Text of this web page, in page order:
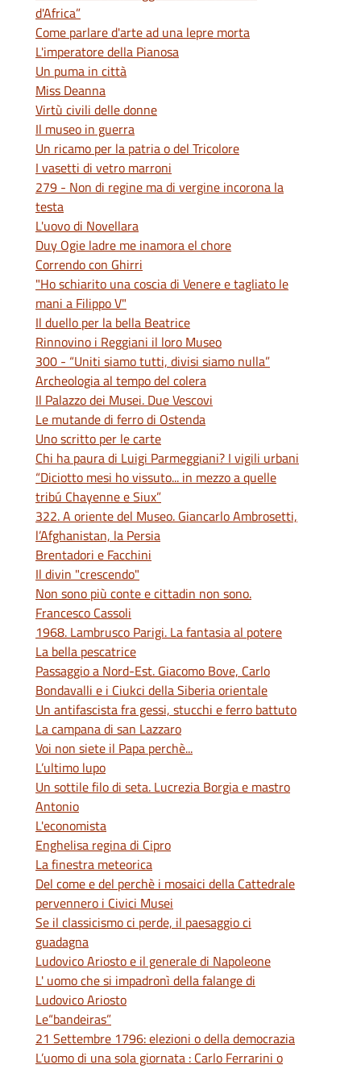
d'Africa”
Come parlare d'arte ad una lepre morta
L'imperatore della Pianosa
Un puma in città
Miss Deanna
Virtù civili delle donne
Il museo in guerra
Un ricamo per la patria o del Tricolore
I vasetti di vetro marroni
279 - Non di regine ma di vergine incorona la
testa
L'uovo di Novellara
Duy Ogie ladre me inamora el chore
Correndo con Ghirri
"Ho schiarito una coscia di Venere e tagliato le
mani a Filippo V"
Il duello per la bella Beatrice
Rinnovino i Reggiani il loro Museo
300 - “Uniti siamo tutti, divisi siamo nulla”
Archeologia al tempo del colera
Il Palazzo dei Musei. Due Vescovi
Le mutande di ferro di Ostenda
Uno scritto per le carte
Chi ha paura di Luigi Parmeggiani? I vigili urbani
“Diciotto mesi ho vissuto... in mezzo a quelle
tribú Chayenne e Siux”
322. A oriente del Museo. Giancarlo Ambrosetti,
l’Afghanistan, la Persia
Brentadori e Facchini
Il divin "crescendo"
Non sono più conte e cittadin non sono.
Francesco Cassoli
1968. Lambrusco Parigi. La fantasia al potere
La bella pescatrice
Passaggio a Nord-Est. Giacomo Bove, Carlo
Bondavalli e i Ciukci della Siberia orientale
Un antifascista fra gessi, stucchi e ferro battuto
La campana di san Lazzaro
Voi non siete il Papa perchè...
L’ultimo lupo
Un sottile filo di seta. Lucrezia Borgia e mastro
Antonio
L'economista
Enghelisa regina di Cipro
La finestra meteorica
Del come e del perchè i mosaici della Cattedrale
pervennero i Civici Musei
Se il classicismo ci perde, il paesaggio ci
guadagna
Ludovico Ariosto e il generale di Napoleone
L' uomo che si impadronì della falange di
Ludovico Ariosto
Le“bandeiras”
21 Settembre 1796: elezioni o della democrazia
L’uomo di una sola giornata : Carlo Ferrarini o